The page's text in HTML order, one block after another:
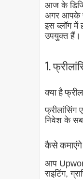
आज के
अगर आपके
इस ब्लॉग में
उपयुक्त हैं।
1.
क्या है
निवेश के
कैसे कमाएंगे
आप
राइटिंग,